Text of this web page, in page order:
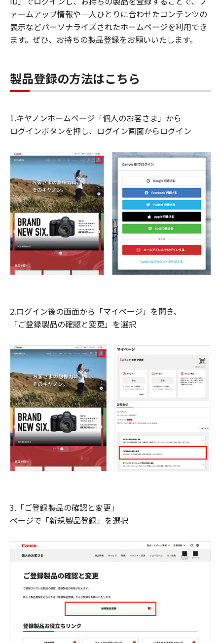
ァームアップ情報や一人ひとりに合わせたコンテンツの
表示などパーソナライズされたホームページを利用でき
ます。ぜひ、お持ちの製品登録をお願いいたします。
製品登録の方法はこちら
1.キヤノンホームページ「個人のお客さま」から
ログインボタンを押し、ログイン画面からログイン
2.ログイン後の画面から「マイページ」を開き、
「ご登録製品の確認と変更」を選択
3.「ご登録製品の確認と変更」
ページで「新規製品登録」を選択